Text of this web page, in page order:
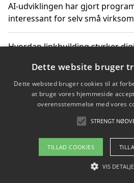
AI-udviklingen har gjort
interessant for selv små
Hvordan linkbuilding styrker
Sådan har udviklingen inden
ændret sig
Copyright 2026 -
Om / kontakt
Dette website bruger
Dette websted bruger cookies til at
at bruge vores hjemmeside
overensstemmelse med vores
STRENGT
TILLAD COOKIES
VIS